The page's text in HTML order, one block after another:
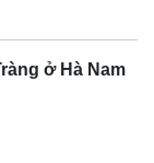
ở Hà Nam